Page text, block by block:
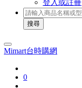
登入或註冊
搜尋
Mimart台時購網
0